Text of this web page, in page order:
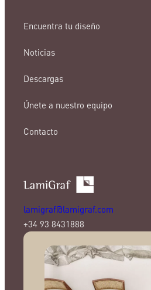
Encuentra tu diseño
Noticias
Descargas
Únete a nuestro equipo
Contacto
lamigraf@lamigraf.com
+34 93 8431888